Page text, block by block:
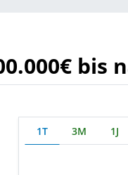
bis
1T 3M 1J